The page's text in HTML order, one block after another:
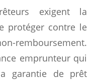
exigent la
protéger contre le
emprunteur qui
garantie de prêt